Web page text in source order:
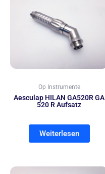
Op Instrumente
Aesculap HILAN GA520R GA
520 R Aufsatz
Weiterlesen